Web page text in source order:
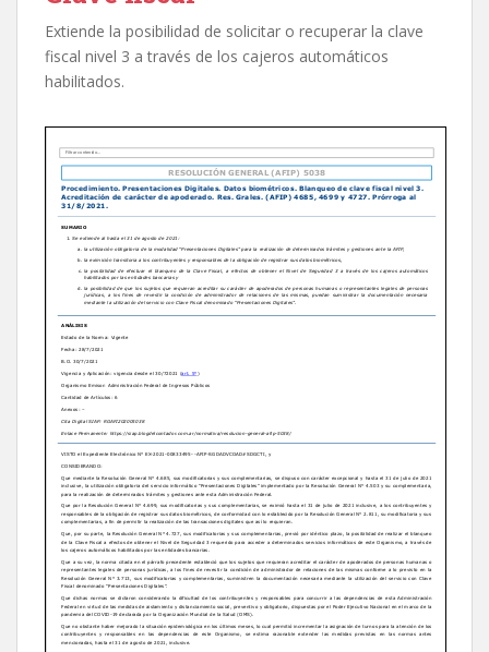
Extiende la posibilidad de solicitar o recuperar la clave
fiscal nivel 3 a través de los cajeros automáticos
habilitados.